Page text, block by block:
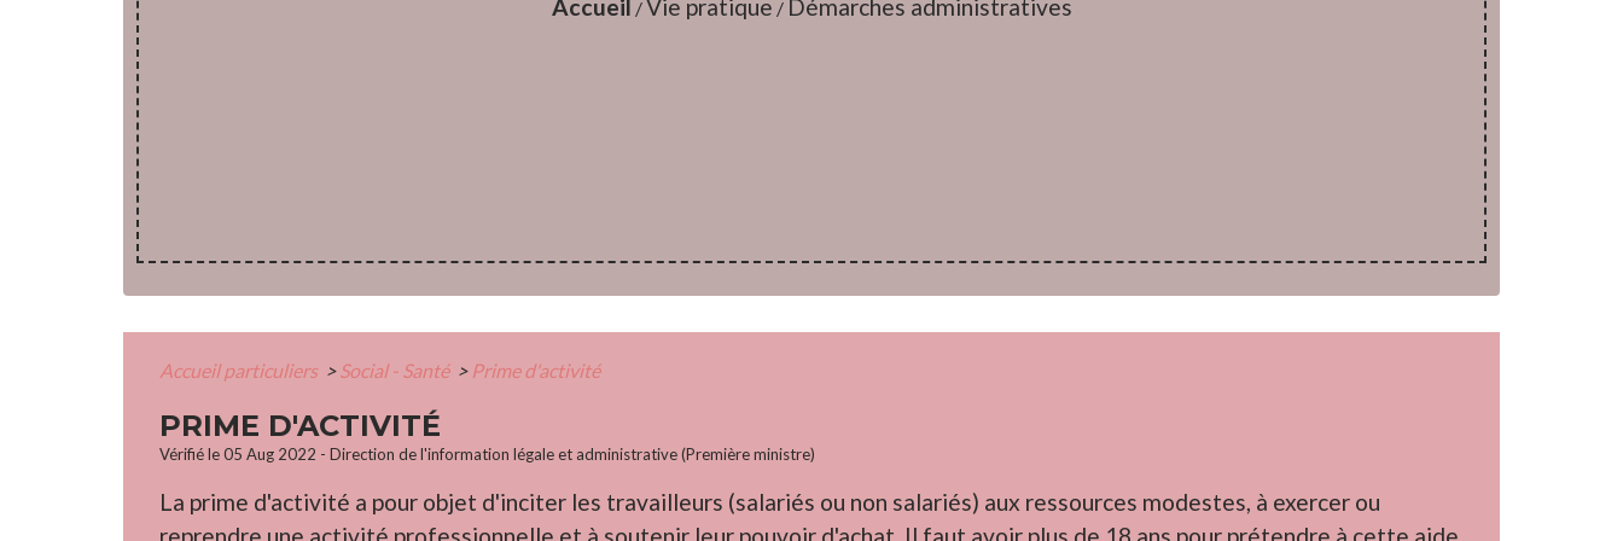
Accueil /Vie pratique / Démarches administratives
Accueil particuliers > Social - Santé > Prime d'activité
PRIME D'ACTIVITÉ
Vérifié le 05 Aug 2022 - Direction de l'information légale et administrative (Première ministre)
La prime d'activité a pour objet d'inciter les travailleurs (salariés ou non salariés) aux ressources modestes, à exercer ou